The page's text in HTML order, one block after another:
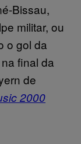
Bissau,
militar, ou
o gol da
final da
de
2000